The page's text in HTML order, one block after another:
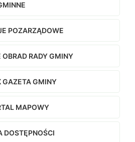
POZARZĄDOWE
RADY GMINY
GAZETA GMINY
MAPOWY
DOSTĘPNOŚCI